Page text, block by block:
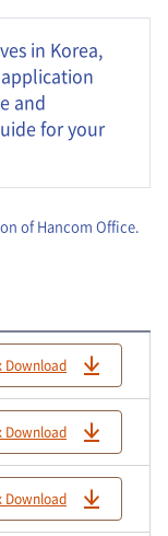
in Korea,
and
for your
of Hancom Office.
Download
Download
Download